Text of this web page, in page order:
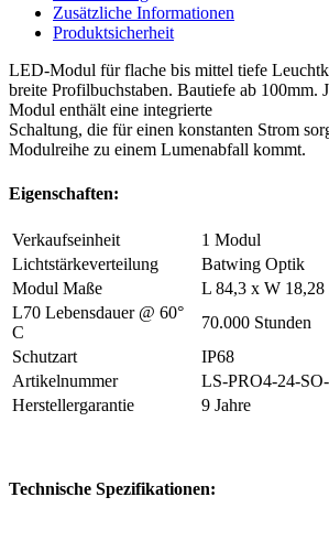
Zusätzliche Informationen
Produktsicherheit
LED-Modul für flache bis mittel tiefe
breite Profilbuchstaben. Bautiefe ab 100mm.
Modul enthält eine integrierte
Schaltung, die für einen konstanten Strom
Modulreihe zu einem Lumenabfall kommt.
Eigenschaften:
Verkaufseinheit
1 Modul
Lichtstärkeverteilung
Batwing Optik
Modul Maße
L 84,3 x W
L70 Lebensdauer @ 60°
C
70.000 Stunden
Schutzart
IP68
Artikelnummer
LS-PRO4-24-
Herstellergarantie
9 Jahre
Technische Spezifikationen: